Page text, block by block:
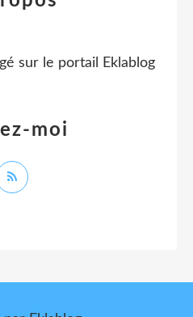
moi
sur le portail Eklablog